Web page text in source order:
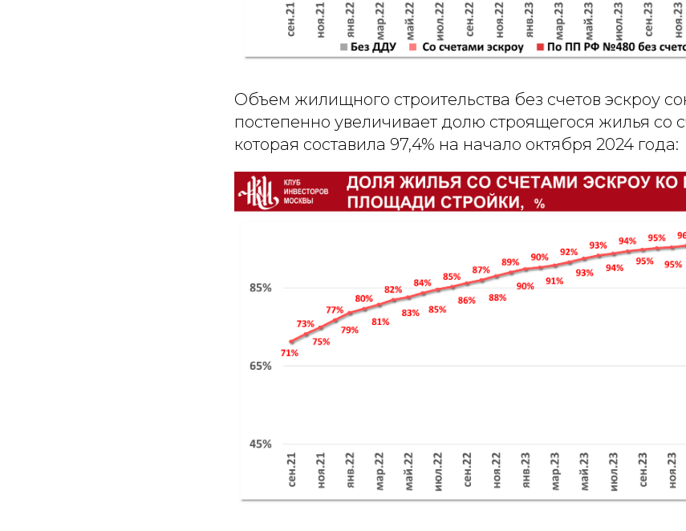
Объем жилищного строительства без счетов эскроу
постепенно увеличивает долю строящегося жилья со
которая составила 97,4% на начало октября 2024 года: